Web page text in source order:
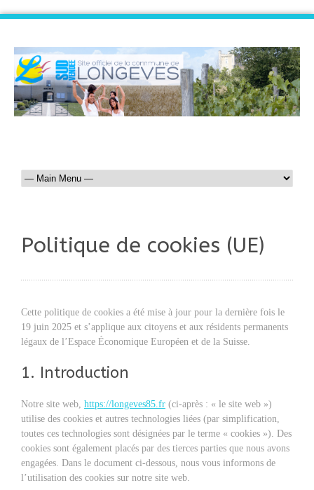
Politique de cookies (UE)
Cette politique de cookies a été mise à jour pour la dernière fois le
19 juin 2025 et s’applique aux citoyens et aux résidents permanents
légaux de l’Espace Économique Européen et de la Suisse.
1. Introduction
Notre site web, https://longeves85.fr (ci-après : « le site web »)
utilise des cookies et autres technologies liées (par simplification,
toutes ces technologies sont désignées par le terme « cookies »). Des
cookies sont également placés par des tierces parties que nous avons
engagées. Dans le document ci-dessous, nous vous informons de
l’utilisation des cookies sur notre site web.